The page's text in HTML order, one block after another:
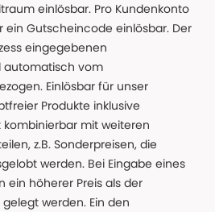
einlösbar. Pro Kundenkonto
ein Gutscheincode einlösbar. Der
eingegebenen
automatisch vom
Einlösbar für unser
Produkte inklusive
kombinierbar mit weiteren
z.B. Sonderpreisen, die
werden. Bei Eingabe eines
ein höherer Preis als der
werden. Ein den